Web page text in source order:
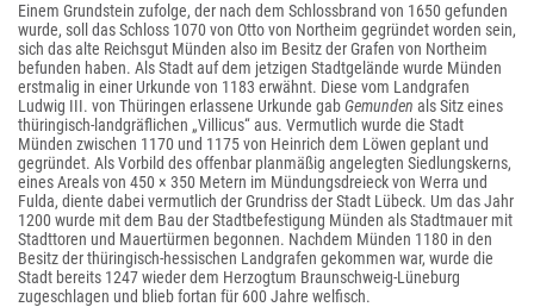
Einem Grundstein zufolge, der nach dem Schlossbrand von 1650 gefunden
wurde, soll das Schloss 1070 von Otto von Northeim gegründet worden sein,
sich das alte Reichsgut Münden also im Besitz der Grafen von Northeim
befunden haben. Als Stadt auf dem jetzigen Stadtgelände wurde Münden
erstmalig in einer Urkunde von 1183 erwähnt. Diese vom Landgrafen
Ludwig III. von Thüringen erlassene Urkunde gabGemunden als Sitz eines
thüringisch-landgräflichen „Villicus“ aus. Vermutlich wurde die Stadt
Münden zwischen 1170 und 1175 von Heinrich dem Löwen geplant und
gegründet. Als Vorbild des offenbar planmäßig angelegten Siedlungskerns,
eines Areals von 450 × 350 Metern im Mündungsdreieck von Werra und
Fulda, diente dabei vermutlich der Grundriss der Stadt Lübeck. Um das Jahr
1200 wurde mit dem Bau der Stadtbefestigung Münden als Stadtmauer mit
Stadttoren und Mauertürmen begonnen. Nachdem Münden 1180 in den
Besitz der thüringisch-hessischen Landgrafen gekommen war, wurde die
Stadt bereits 1247 wieder dem Herzogtum Braunschweig-Lüneburg
zugeschlagen und blieb fortan für 600 Jahre welfisch.